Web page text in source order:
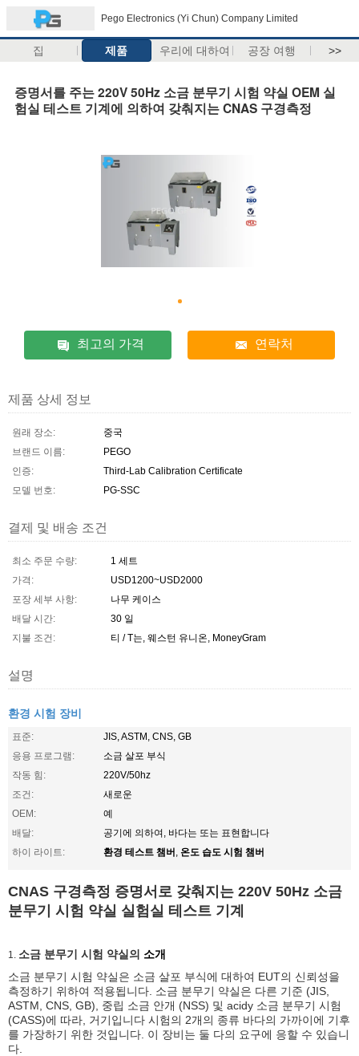
Pego Electronics (Yi Chun) Company Limited
집 제품 우리에 대하여 공장 여행 >>
증명서를 주는 220V 50Hz 소금 분무기 시험 약실 OEM 실
험실 테스트 기계에 의하여 갖춰지는 CNAS 구경측정
최고의 가격 연락처
제품 상세 정보
원래 장소:
중국
브랜드 이름:
PEGO
인증:
Third-Lab Calibration Certificate
모델 번호:
PG-SSC
결제 및 배송 조건
최소 주문 수량:
1 세트
가격:
USD1200~USD2000
포장 세부 사항:
나무 케이스
배달 시간:
30 일
지불 조건:
티 / T는, 웨스턴 유니온, MoneyGram
설명
환경 시험 장비
표준:
JIS, ASTM, CNS, GB
응용 프로그램:
소금 살포 부식
작동 힘:
220V/50hz
조건:
새로운
OEM:
예
배달:
공기에 의하여, 바다는 또는 표현합니다
하이 라이트:
환경 테스트 챔버, 온도 습도 시험 챔버
CNAS 구경측정 증명서로 갖춰지는 220V 50Hz 소금
분무기 시험 약실 실험실 테스트 기계
1. 소금 분무기 시험 약실의 소개
소금 분무기 시험 약실은 소금 살포 부식에 대하여 EUT의 신뢰성을
측정하기 위하여 적용됩니다. 소금 분무기 약실은 다른 기준 (JIS,
ASTM, CNS, GB), 중립 소금 안개 (NSS) 및 acidy 소금 분무기 시험
(CASS)에 따라, 거기입니다 시험의 2개의 종류 바다의 가까이에 기후
를 가장하기 위한 것입니다. 이 장비는 둘 다의 요구에 응할 수 있습니
다.